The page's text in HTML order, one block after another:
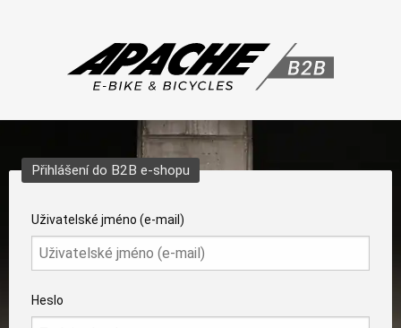
Přihlášení do B2B e-shopu
Uživatelské jméno (e-mail)
Heslo